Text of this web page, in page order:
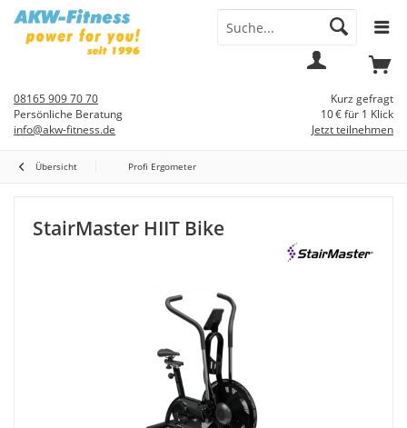
Kurz gefragt
10 € für 1 Klick
Jetzt teilnehmen
08165 909 70 70
Persönliche Beratung
info@akw-fitness.de
Übersicht Profi Ergometer
StairMaster HIIT Bike